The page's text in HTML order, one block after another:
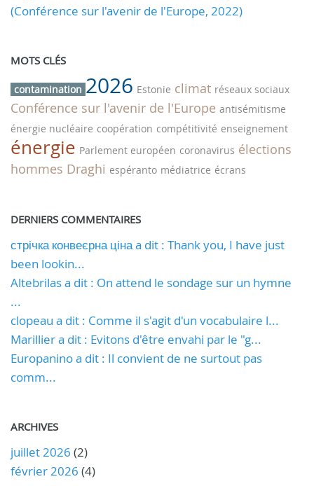
(Conférence sur l'avenir de l'Europe, 2022)
MOTS CLÉS
contamination 2026 Estonie climat réseaux sociaux
Conférence sur l'avenir de l'Europe antisémitisme
énergie nucléaire coopération compétitivité enseignement
énergie Parlement européen coronavirus élections
hommes Draghi espéranto médiatrice écrans
DERNIERS COMMENTAIRES
стрічка конвеєрна ціна a dit : Thank you, I have just
been lookin...
Altebrilas a dit : On attend le sondage sur un hymne
...
clopeau a dit : Comme il s'agit d'un vocabulaire l...
Marillier a dit : Evitons d'être envahi par le "g...
Europanino a dit : Il convient de ne surtout pas
comm...
ARCHIVES
juillet 2026 (2)
février 2026 (4)